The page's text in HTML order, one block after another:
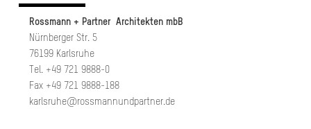
Rossmann + Partner Architekten mbB
Nürnberger Str. 5
76199 Karlsruhe
Tel. +49 721 9888-0
Fax +49 721 9888-188
karlsruhe@rossmannundpartner.de